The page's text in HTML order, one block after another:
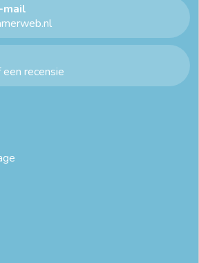
mail
recensie